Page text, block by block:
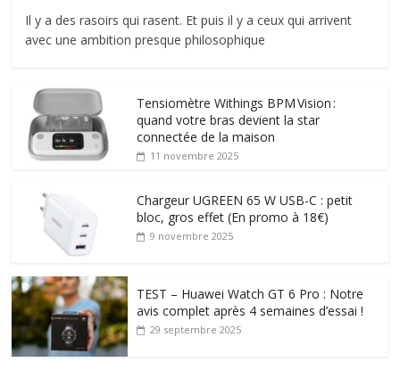
Il y a des rasoirs qui rasent. Et puis il y a ceux qui arrivent
avec une ambition presque philosophique
Tensiomètre Withings BPM Vision :
quand votre bras devient la star
connectée de la maison
11 novembre 2025
Chargeur UGREEN 65 W USB-C : petit
bloc, gros effet (En promo à 18€)
9 novembre 2025
TEST – Huawei Watch GT 6 Pro : Notre
avis complet après 4 semaines d’essai !
29 septembre 2025